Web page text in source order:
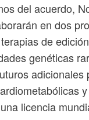
del acuerdo,
en dos
de
genéticas
adicionales
licencia